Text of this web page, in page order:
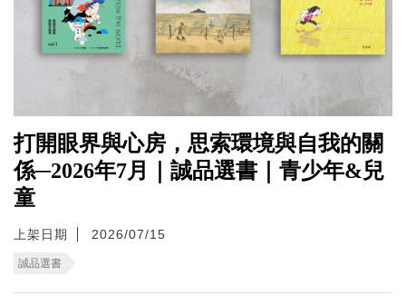
打開眼界與心房，思索環境與自我的關
係─2026年7月｜誠品選書｜青少年&兒
童
上架日期 2026/07/15
誠品選書